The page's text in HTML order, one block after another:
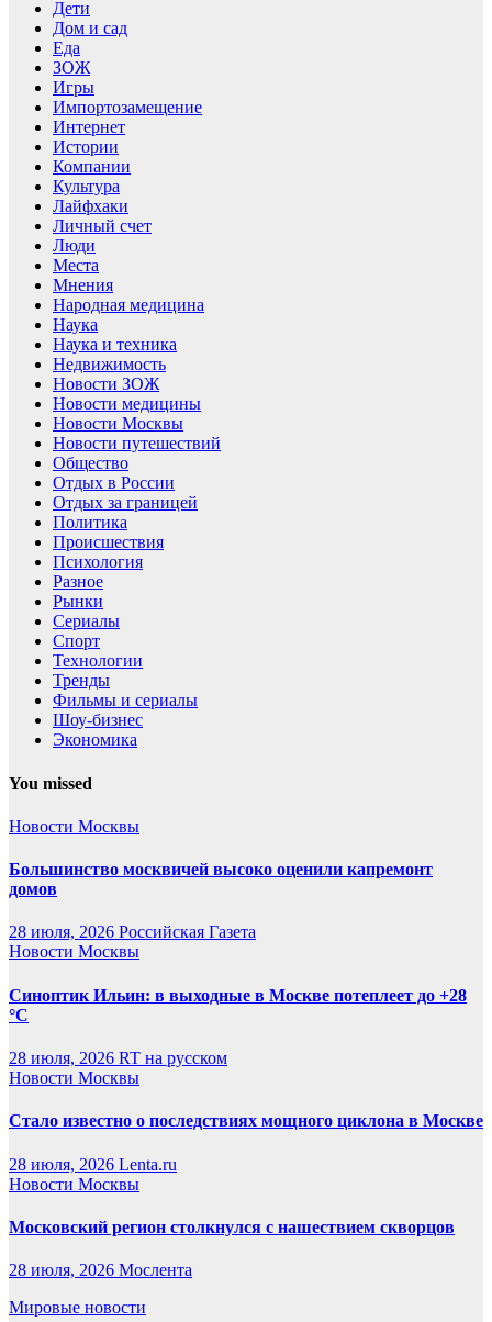
Дети
Дом и сад
Еда
ЗОЖ
Игры
Импортозамещение
Интернет
Истории
Компании
Культура
Лайфхаки
Личный счет
Люди
Места
Мнения
Народная медицина
Наука
Наука и техника
Недвижимость
Новости ЗОЖ
Новости медицины
Новости Москвы
Новости путешествий
Общество
Отдых в России
Отдых за границей
Политика
Происшествия
Психология
Разное
Рынки
Сериалы
Спорт
Технологии
Тренды
Фильмы и сериалы
Шоу-бизнес
Экономика
You missed
Новости Москвы
Большинство москвичей высоко оценили капремонт
домов
28 июля, 2026 Российская Газета
Новости Москвы
Синоптик Ильин: в выходные в Москве потеплеет до +28
°C
28 июля, 2026 RT на русском
Новости Москвы
Стало известно о последствиях мощного циклона в Москве
28 июля, 2026 Lenta.ru
Новости Москвы
Московский регион столкнулся с нашествием скворцов
28 июля, 2026 Мослента
Мировые новости